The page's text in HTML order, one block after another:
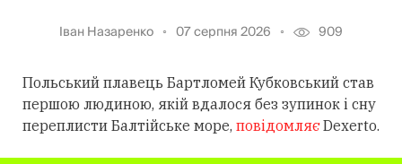
Іван Назаренко 07 серпня 2026 909
Польський плавець Бартломей Кубковський став
першою людиною, якій вдалося без зупинок і сну
переплисти Балтійське море, повідомляєDexerto.